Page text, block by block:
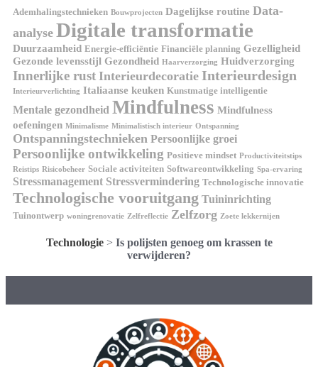
Ademhalingstechnieken Bouwprojecten Dagelijkse routine Data-
analyse Digitale transformatie
Duurzaamheid Energie-efficiëntie Financiële planning Gezelligheid
Gezonde levensstijl Gezondheid Haarverzorging Huidverzorging
Innerlijke rust Interieurdecoratie Interieurdesign
Interieurverlichting Italiaanse keuken Kunstmatige intelligentie
Mentale gezondheid Mindfulness Mindfulness
oefeningen Minimalisme Minimalistisch interieur Ontspanning
Ontspanningstechnieken Persoonlijke groei
Persoonlijke ontwikkeling Positieve mindset Productiviteitstips
Reistips Risicobeheer Sociale activiteiten Softwareontwikkeling Spa-ervaring
Stressmanagement Stressvermindering Technologische innovatie
Technologische vooruitgang Tuininrichting
Tuinontwerp woningrenovatie Zelfreflectie Zelfzorg Zoete lekkernijen
Technologie> Is polijsten genoeg om krassen te
verwijderen?